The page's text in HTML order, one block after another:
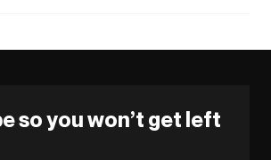
so you won’t get left